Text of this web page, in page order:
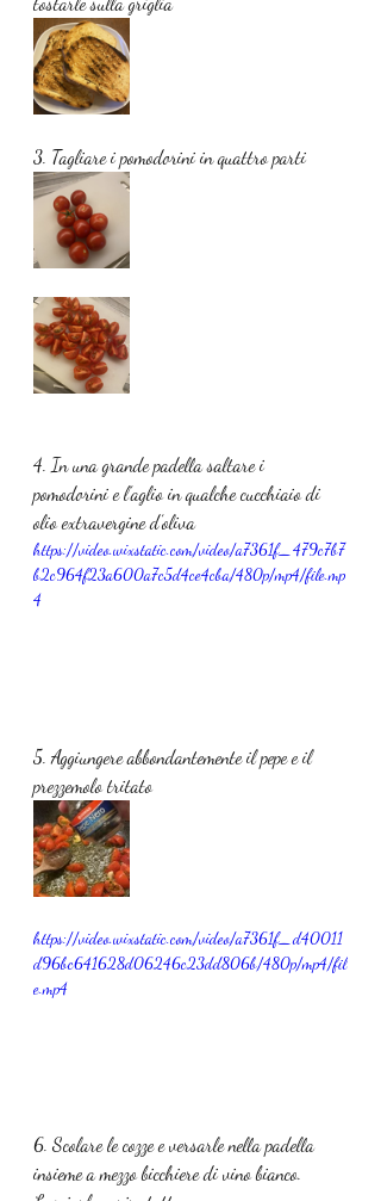
3. Tagliare i pomodorini in quattro parti
4. In una grande padella saltare i
pomodorini e l’aglio in qualche cucchiaio di
olio extravergine d’oliva
https://video.wixstatic.com/video/a7361f_479c7b7
b2c964f23a600a7c5d4ce4cba/480p/mp4/file.mp
4
5. Aggiungere abbondantemente il pepe e il
prezzemolo tritato
https://video.wixstatic.com/video/a7361f_d40011
d96bc641628d06246c23dd806b/480p/mp4/fil
e.mp4
6. Scolare le cozze e versarle nella padella
insieme a mezzo bicchiere di vino bianco.